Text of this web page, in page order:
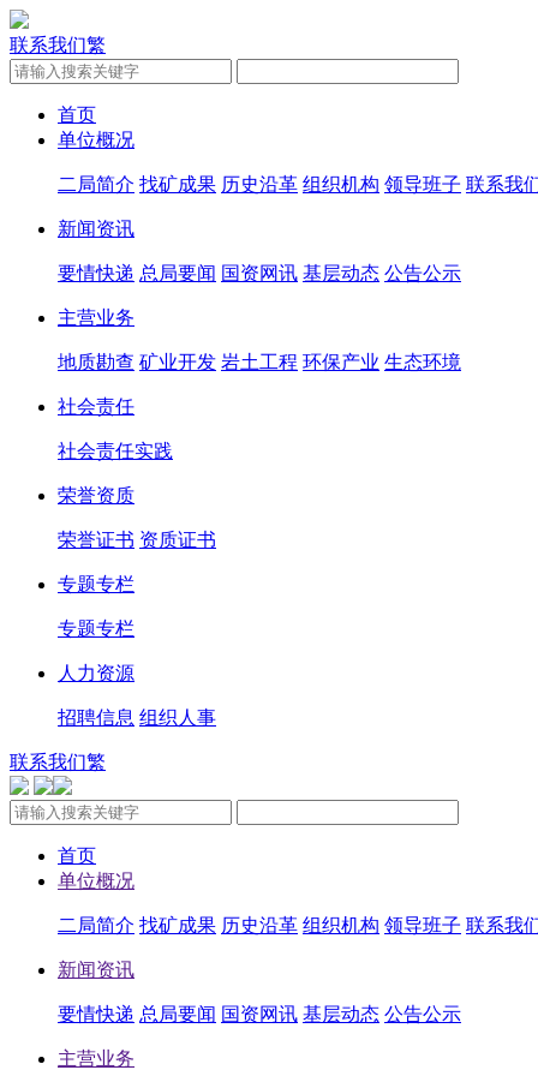
联系我们繁
首页
单位概况
二局简介 找矿成果 历史沿革 组织机构 领导班子 联系我
新闻资讯
要情快递 总局要闻 国资网讯 基层动态 公告公示
主营业务
地质勘查 矿业开发 岩土工程 环保产业 生态环境
社会责任
社会责任实践
荣誉资质
荣誉证书 资质证书
专题专栏
专题专栏
人力资源
招聘信息 组织人事
联系我们繁
首页
单位概况
二局简介 找矿成果 历史沿革 组织机构 领导班子 联系我
新闻资讯
要情快递 总局要闻 国资网讯 基层动态 公告公示
主营业务